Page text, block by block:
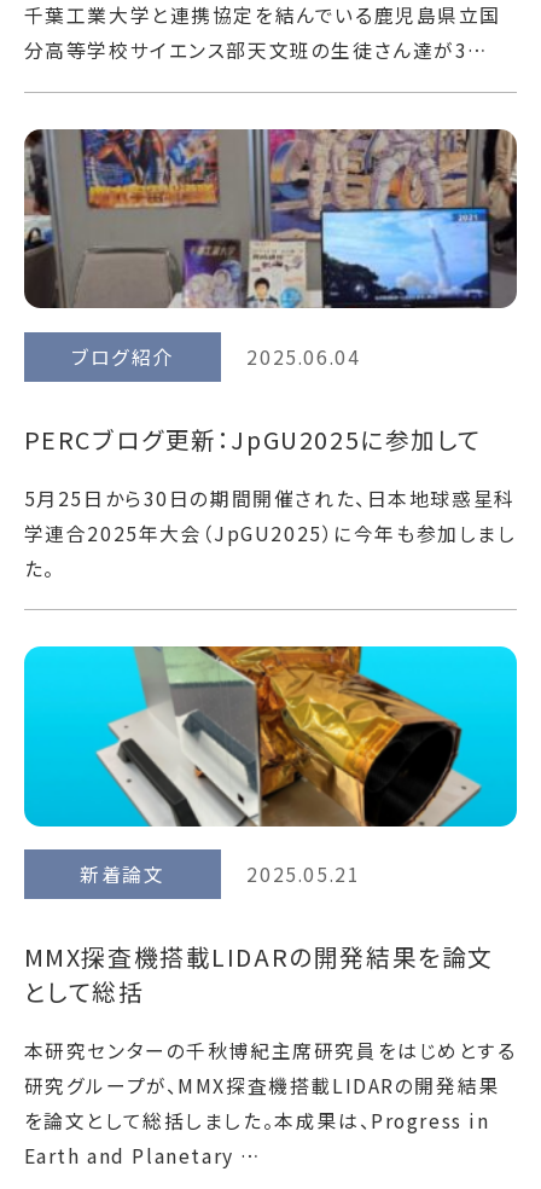
千葉工業大学と連携協定を結んでいる鹿児島県立国
分高等学校サイエンス部天文班の生徒さん達が3…
ブログ紹介 2025.06.04
PERCブログ更新：JpGU2025に参加して
5月25日から30日の期間開催された、日本地球惑星科
学連合2025年大会（JpGU2025）に今年も参加しまし
た。
新着論文 2025.05.21
MMX探査機搭載LIDARの開発結果を論文
として総括
本研究センターの千秋博紀主席研究員をはじめとする
研究グループが、MMX探査機搭載LIDARの開発結果
を論文として総括しました。本成果は、Progress in
Earth and Planetary …